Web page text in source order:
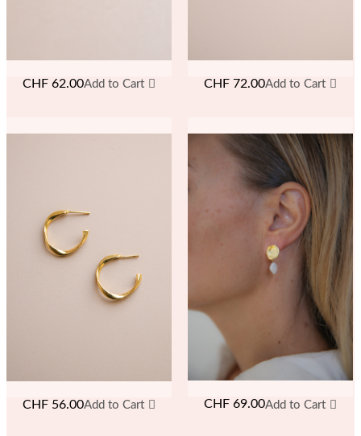
CHF 62.00Add to Cart CHF 72.00Add to Cart
CHF 56.00Add to Cart CHF 69.00Add to Cart